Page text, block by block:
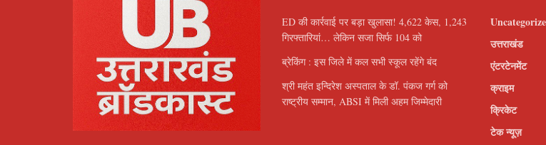
ED की कार्रवाई पर बड़ा खुलासा! 4,622 केस, 1,243
गिरफ्तारियां… लेकिन सजा सिर्फ 104 को
ब्रेकिंग : इस जिले में कल सभी स्कूल रहेंगे बंद
श्री महंत इन्दिरेश अस्पताल के डॉ. पंकज गर्ग को
राष्ट्रीय सम्मान, ABSI में मिली अहम जिम्मेदारी
उत्तराखंड
एंटरटेनमेंट
क्राइम
क्रिकेट
टेक न्यूज़